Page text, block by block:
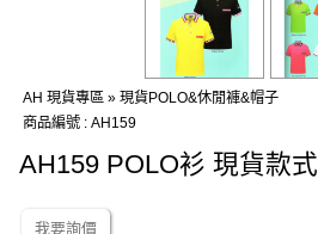
AH 現貨專區 » 現貨POLO&休閒褲&帽子
商品編號 : AH159
AH159 POLO衫 現貨款式
我要詢價